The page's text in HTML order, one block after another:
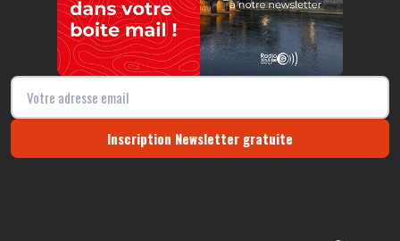
Inscription Newsletter gratuite